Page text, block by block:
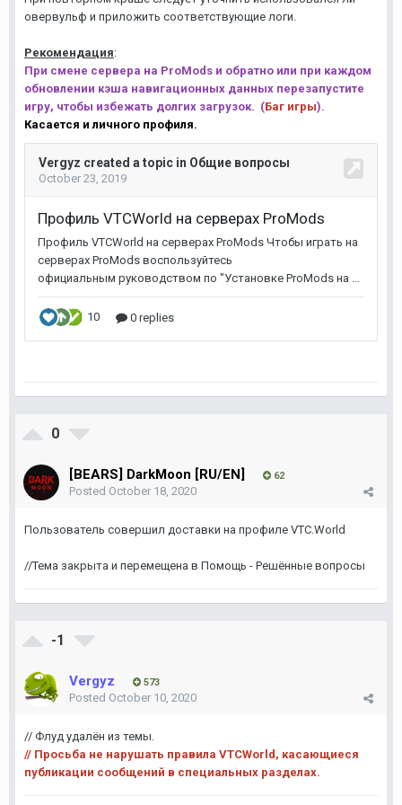
овервульф и приложить соответствующие логи.
Рекомендация:
При смене сервера на ProMods и обратно или при каждом
обновлении кэша навигационных данных перезапустите
игру, чтобы избежать долгих загрузок. (Баг игры).
Касается и личного профиля.
0
[BEARS] DarkMoon [RU/EN] 62
Posted October 18, 2020
Пользователь совершил доставки на профиле VTC.World
//Тема закрыта и перемещена в Помощь - Решённые вопросы
-1
Vergyz 573
Posted October 10, 2020
// Флуд удалён из темы.
// Просьба не нарушать правила VTCWorld, касающиеся
публикации сообщений в специальных разделах.